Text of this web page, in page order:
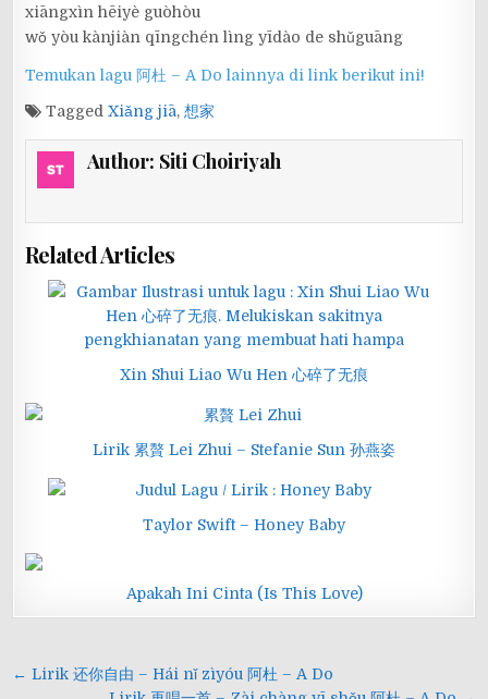
xiāngxìn hēiyè guòhòu
wǒ yòu kànjiàn qīngchén lìng yīdào de shǔguāng
Temukan lagu 阿杜 – A Do lainnya di link berikut ini!
TaggedXiǎng jiā,想家
Author: Siti Choiriyah
Related Articles
Xin Shui Liao Wu Hen 心碎了无痕
Lirik 累贅 Lei Zhui – Stefanie Sun 孙燕姿
Taylor Swift – Honey Baby
Apakah Ini Cinta (Is This Love)
Navigasi
← Lirik 还你自由 – Hái nǐ zìyóu 阿杜 – A Do